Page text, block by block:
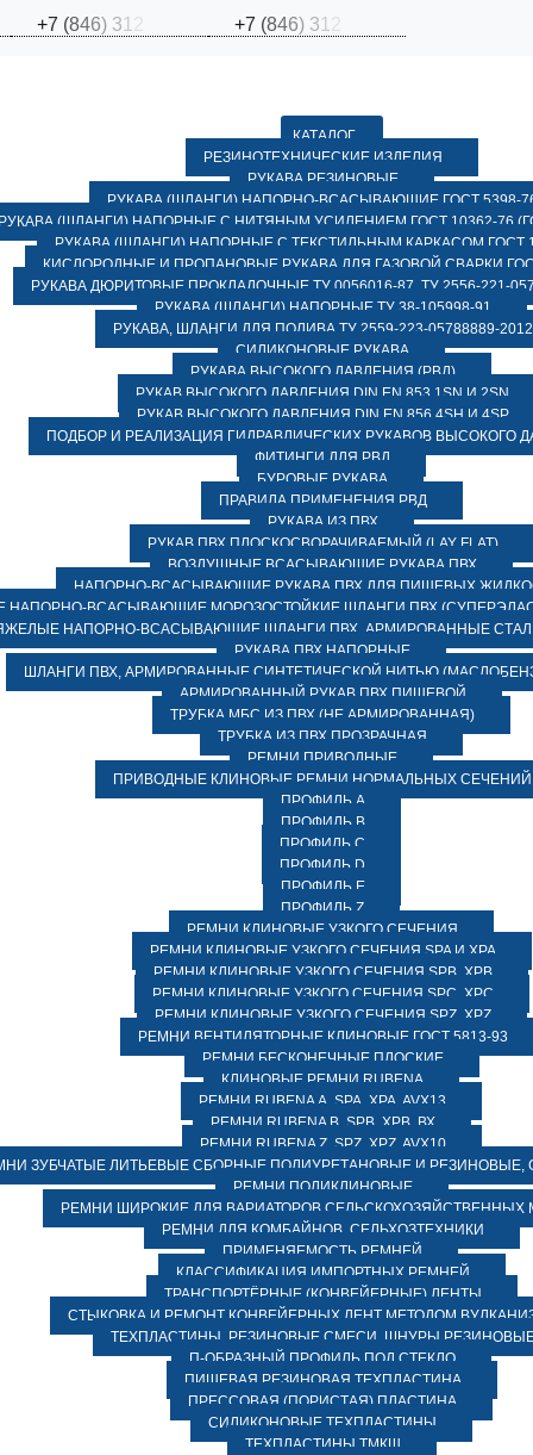
+7 (846) 31 +7 (846) 31
КАТАЛОГ
РЕЗИНОТЕХНИЧЕСКИЕ ИЗДЕЛИЯ
РУКАВА РЕЗИНОВЫЕ
РУКАВА (ШЛАНГИ) НАПОРНО-ВСАСЫВАЮЩИЕ ГОСТ 5398-
(ШЛАНГИ) НАПОРНЫЕ С НИТЯНЫМ УСИЛЕНИЕМ ГОСТ 10362-76
РУКАВА (ШЛАНГИ) НАПОРНЫЕ С ТЕКСТИЛЬНЫМ КАРКАСОМ ГОСТ
КИСЛОРОДНЫЕ И ПРОПАНОВЫЕ РУКАВА ДЛЯ ГАЗОВОЙ СВАРКИ
РУКАВА ДЮРИТОВЫЕ ПРОКЛАДОЧНЫЕ ТУ 0056016-87, ТУ 2556-221-
РУКАВА (ШЛАНГИ) НАПОРНЫЕ ТУ 38-105998-91
РУКАВА, ШЛАНГИ ДЛЯ ПОЛИВА ТУ 2559-223-05788889-2012
СИЛИКОНОВЫЕ РУКАВА
РУКАВА ВЫСОКОГО ДАВЛЕНИЯ (РВД)
РУКАВ ВЫСОКОГО ДАВЛЕНИЯ DIN EN 853 1SN И 2SN
РУКАВ ВЫСОКОГО ДАВЛЕНИЯ DIN EN 856 4SH И 4SP
ПОДБОР И РЕАЛИЗАЦИЯ ГИДРАВЛИЧЕСКИХ РУКАВОВ ВЫСОКОГО
ФИТИНГИ ДЛЯ РВД
БУРОВЫЕ РУКАВА
ПРАВИЛА ПРИМЕНЕНИЯ РВД
РУКАВА ИЗ ПВХ
РУКАВ ПВХ ПЛОСКОСВОРАЧИВАЕМЫЙ (LAY FLAT)
ВОЗДУШНЫЕ ВСАСЫВАЮЩИЕ РУКАВА ПВХ
НАПОРНО-ВСАСЫВАЮЩИЕ РУКАВА ПВХ ДЛЯ ПИЩЕВЫХ
НАПОРНО-ВСАСЫВАЮЩИЕ МОРОЗОСТОЙКИЕ ШЛАНГИ ПВХ
НАПОРНО-ВСАСЫВАЮЩИЕ ШЛАНГИ ПВХ, АРМИРОВАННЫЕ
РУКАВА ПВХ НАПОРНЫЕ
ШЛАНГИ ПВХ, АРМИРОВАННЫЕ СИНТЕТИЧЕСКОЙ НИТЬЮ
АРМИРОВАННЫЙ РУКАВ ПВХ ПИЩЕВОЙ
ТРУБКА МБС ИЗ ПВХ (НЕ АРМИРОВАННАЯ)
ТРУБКА ИЗ ПВХ ПРОЗРАЧНАЯ
РЕМНИ ПРИВОДНЫЕ
ПРИВОДНЫЕ КЛИНОВЫЕ РЕМНИ НОРМАЛЬНЫХ СЕЧЕНИЙ
ПРОФИЛЬ A
ПРОФИЛЬ B
ПРОФИЛЬ C
ПРОФИЛЬ D
ПРОФИЛЬ E
ПРОФИЛЬ Z
РЕМНИ КЛИНОВЫЕ УЗКОГО СЕЧЕНИЯ
РЕМНИ КЛИНОВЫЕ УЗКОГО СЕЧЕНИЯ SPA И XPA
РЕМНИ КЛИНОВЫЕ УЗКОГО СЕЧЕНИЯ SPB, XPB
РЕМНИ КЛИНОВЫЕ УЗКОГО СЕЧЕНИЯ SPC, XPC
РЕМНИ КЛИНОВЫЕ УЗКОГО СЕЧЕНИЯ SPZ, XPZ
РЕМНИ ВЕНТИЛЯТОРНЫЕ КЛИНОВЫЕ ГОСТ 5813-93
РЕМНИ БЕСКОНЕЧНЫЕ ПЛОСКИЕ
КЛИНОВЫЕ РЕМНИ RUBENA
РЕМНИ RUBENA А, SPA, XPA, AVX13
РЕМНИ RUBENA В, SPВ, ХPВ, ВХ
РЕМНИ RUBENA Z, SPZ, XPZ, AVX10
ЗУБЧАТЫЕ ЛИТЬЕВЫЕ СБОРНЫЕ ПОЛИУРЕТАНОВЫЕ И РЕЗИНОВЫЕ,
РЕМНИ ПОЛИКЛИНОВЫЕ
РЕМНИ ШИРОКИЕ ДЛЯ ВАРИАТОРОВ СЕЛЬСКОХОЗЯЙСТВЕННЫХ
РЕМНИ ДЛЯ КОМБАЙНОВ, СЕЛЬХОЗТЕХНИКИ
ПРИМЕНЯЕМОСТЬ РЕМНЕЙ
КЛАССИФИКАЦИЯ ИМПОРТНЫХ РЕМНЕЙ
ТРАНСПОРТЁРНЫЕ (КОНВЕЙЕРНЫЕ) ЛЕНТЫ
СТЫКОВКА И РЕМОНТ КОНВЕЙЕРНЫХ ЛЕНТ МЕТОДОМ
ТЕХПЛАСТИНЫ, РЕЗИНОВЫЕ СМЕСИ, ШНУРЫ
П-ОБРАЗНЫЙ ПРОФИЛЬ ПОД СТЕКЛО
ПИЩЕВАЯ РЕЗИНОВАЯ ТЕХПЛАСТИНА
ПРЕССОВАЯ (ПОРИСТАЯ) ПЛАСТИНА
СИЛИКОНОВЫЕ ТЕХПЛАСТИНЫ
ТЕХПЛАСТИНЫ ТМКЩ